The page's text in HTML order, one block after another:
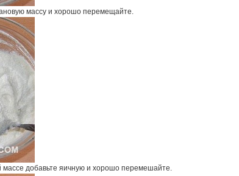
массу и хорошо перемещайте.
массе добавьте яичную и хорошо перемешайте.